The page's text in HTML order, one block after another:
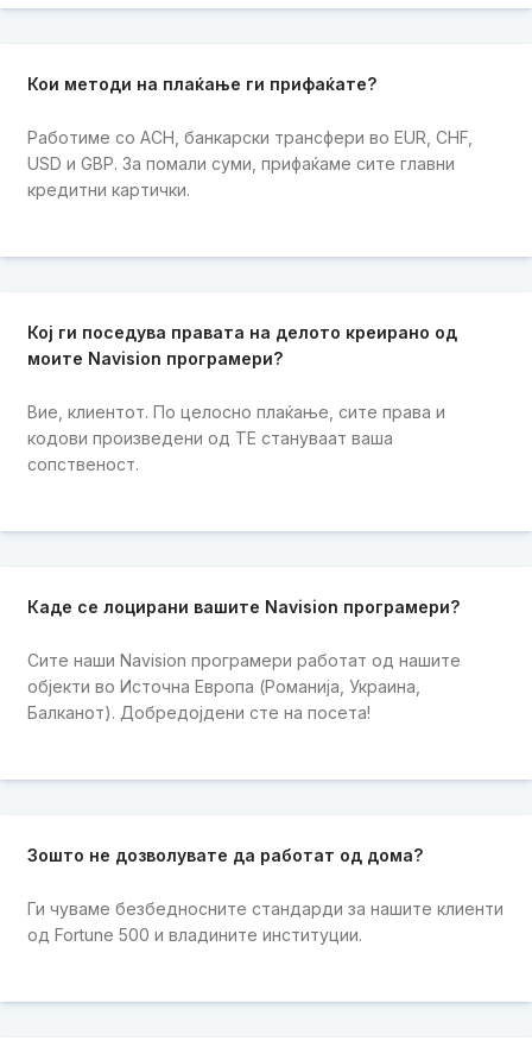
Кои методи на плаќање ги прифаќате?
Работиме со ACH, банкарски трансфери во EUR, CHF,
USD и GBP. За помали суми, прифаќаме сите главни
кредитни картички.
Кој ги поседува правата на делото креирано од
моите Navision програмери?
Вие, клиентот. По целосно плаќање, сите права и
кодови произведени од ТЕ стануваат ваша
сопственост.
Каде се лоцирани вашите Navision програмери?
Сите наши Navision програмери работат од нашите
објекти во Источна Европа (Романија, Украина,
Балканот). Добредојдени сте на посета!
Зошто не дозволувате да работат од дома?
Ги чуваме безбедносните стандарди за нашите клиенти
од Fortune 500 и владините институции.